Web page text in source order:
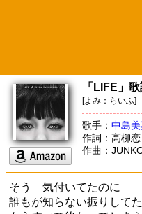
「LIFE」歌
[よみ：らいふ]
歌手： 中島
作詞：高柳
作曲：
そう 気付いてたのに
誰もが知らない振りしてた